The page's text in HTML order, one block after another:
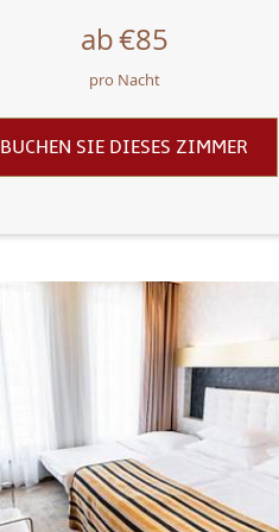
ab€85
pro Nacht
BUCHEN SIE DIESES ZIMMER